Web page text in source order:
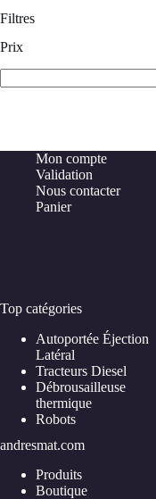
Filtres
Prix
Mon compte
Validation
Nous contacter
Panier
Top catégories
Autoportée Éjection
Latéral
Tracteurs Diesel
Débrousailleuse
thermique
Robots
andresmat.com
Produits
Boutique